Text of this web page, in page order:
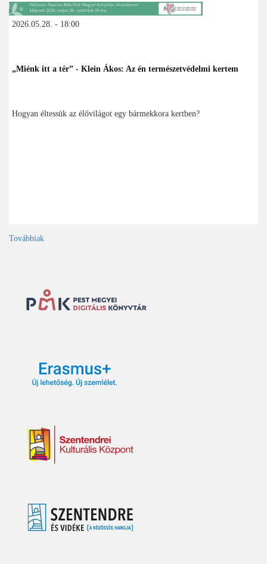
2026.05.28. - 18:00
„Miénk itt a tér” - Klein Ákos: Az én természetvédelmi kertem
Hogyan éltessük az élővilágot egy bármekkora kertben?
Továbbiak